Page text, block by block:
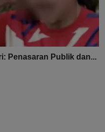
Penasaran Publik dan...